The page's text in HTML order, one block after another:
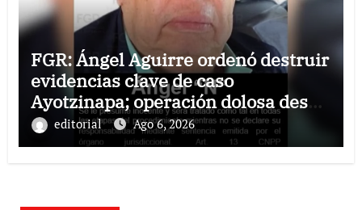
FGR: Ángel Aguirre ordenó destruir
evidencias clave de caso
Ayotzinapa; operación dolosa desde
el ejecutivo estatal
editorial Ago 6, 2026